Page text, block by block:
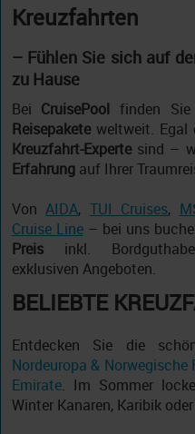
Kreuzfahrten
– Fühlen Sie sich auf
zu Hause
Bei CruisePool finden
Reisepaketeweltweit. Egal
Kreuzfahrt-Expertesind –
Erfahrungauf Ihrer
Von AIDA, TUI Cruises,
Cruise Line– bei uns
Preisinkl.
exklusiven Angeboten.
BELIEBTE
Entdecken Sie die
Nordeuropa & Norwegische
Emirate. Im Sommer
Winter Kanaren, Karibik